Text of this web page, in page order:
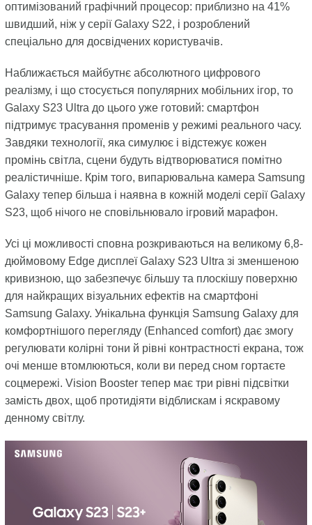
оптимізований графічний процесор: приблизно на 41%
швидший, ніж у серії Galaxy S22, і розроблений
спеціально для досвідчених користувачів.
Наближається майбутнє абсолютного цифрового
реалізму, і що стосується популярних мобільних ігор, то
Galaxy S23 Ultra до цього уже готовий: смартфон
підтримує трасування променів у режимі реального часу.
Завдяки технології, яка симулює і відстежує кожен
промінь світла, сцени будуть відтворюватися помітно
реалістичніше. Крім того, випарювальна камера Samsung
Galaxy тепер більша і наявна в кожній моделі серії Galaxy
S23, щоб нічого не сповільнювало ігровий марафон.
Усі ці можливості сповна розкриваються на великому 6,8-
дюймовому Edge дисплеї Galaxy S23 Ultra зі зменшеною
кривизною, що забезпечує більшу та плоскішу поверхню
для найкращих візуальних ефектів на смартфоні
Samsung Galaxy. Унікальна функція Samsung Galaxy для
комфортнішого перегляду (Enhanced comfort) дає змогу
регулювати колірні тони й рівні контрастності екрана, тож
очі менше втомлюються, коли ви перед сном гортаєте
соцмережі. Vision Booster тепер має три рівні підсвітки
замість двох, щоб протидіяти відблискам і яскравому
денному світлу.